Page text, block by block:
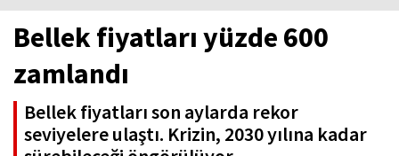
Bellek fiyatları yüzde 600
zamlandı
Bellek fiyatları son aylarda rekor
seviyelere ulaştı. Krizin, 2030 yılına kadar